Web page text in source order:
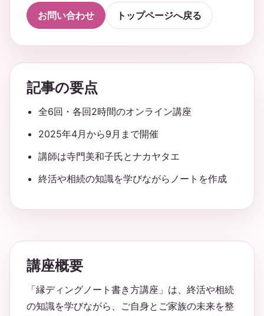
お問い合わせ トップページへ戻る
記事の要点
全6回・各回2時間のオンライン講座
2025年4月から9月まで開催
講師は寺門美和子氏とナカヤタエ
終活や相続の知識を学びながらノートを作成
講座概要
「縁ディングノート書き方講座」は、終活や相続
の知識を学びながら、ご自身とご家族の未来を整